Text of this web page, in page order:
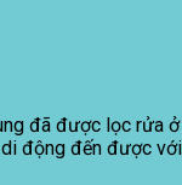
đã được lọc rửa
động đến được